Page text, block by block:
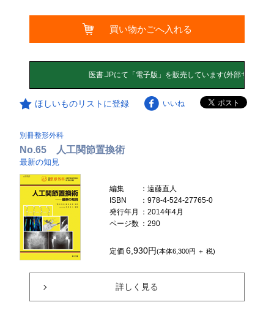
買い物かごへ入れる
ほしいものリストに登録 いいね
別冊整形外科
No.65 人工関節置換術
最新の知見
編集
：遠藤直人
ISBN
：978-4-524-27765-0
発行年月
：2014年4月
ページ数 ：290
定価6,930円(本体6,300円 ＋ 税)
詳しく見る